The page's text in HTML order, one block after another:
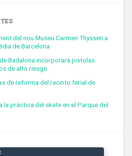
del nou Museu Carmen Thyssen a
de Barcelona
Badalona incorporará pistolas
de alto riesgo
de reforma del recinto ferial de
la práctica del skate en el Parque del